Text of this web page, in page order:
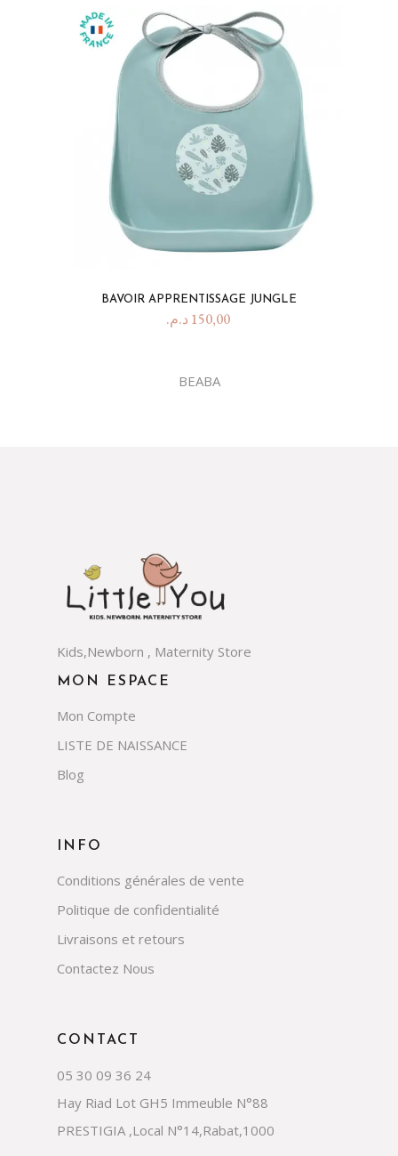
BAVOIR APPRENTISSAGE JUNGLE
150,00 د.م.
BEABA
CONTACT
05 30 09 36 24
Hay Riad Lot GH5 Immeuble N°88
PRESTIGIA ,Local N°14,Rabat,1000
INFO
Conditions générales de vente
Politique de confidentialité
Livraisons et retours
Contactez Nous
MON ESPACE
Mon Compte
LISTE DE NAISSANCE
Blog
Kids,Newborn , Maternity Store